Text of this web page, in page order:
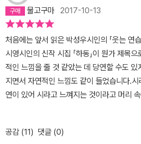
원식, 해설)로 불의한 세상의 뒷면을 촘촘하
실의 정면을 향해 곧추선 자세로 세태를 꿰
친다고” 하는 “소박하고 아름다운 절집”(「귀
하면서 시인은 “얼간이 같은 폭군 지도자가
상”(「성자의 유언장」)을 꿈꾸며 “세상에서
도」), 그러나 가열한 참여의 목소리를 내놓기도 한다. 세
시 생존 학생을 포함한 86명의 졸업식이 열
0분 단원고등학교 운동장. 영하의 추위 속
중을 서너바퀴 돈 뒤 학교 옥상에 앳된 발을
물고구마 2017-10-13
처음에는 앞서 읽은 박성우시인의 「웃는 연
시영시인의 신작 시집 「하동」이 뭔가 제목
적인 느낌을 줄 것 같았는 데 당연할 수도 있
지면서 자연적인 느낌도 같이 들었습니다.
연이 있어 시라고 느껴지는 것이라고 머리
다.그리고 시집 제목이「하동」이라 그런지
속에 지명이 등장하는 것이 많았는 데표제작
공감 (11) 댓글 (0)